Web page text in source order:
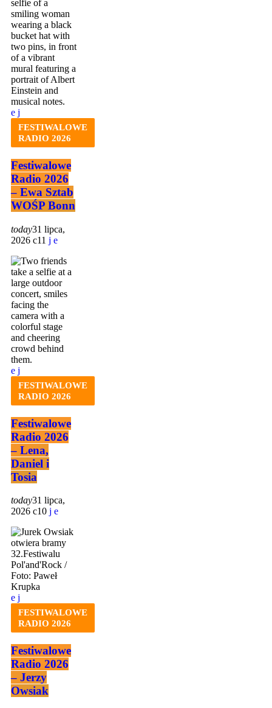
FESTIWALOWE
RADIO 2026
Festiwalowe
Radio 2026
– Ewa Sztab
WOŚP Bonn
today31 lipca,
2026
11
FESTIWALOWE
RADIO 2026
Festiwalowe
Radio 2026
– Lena,
Daniel i
Tosia
today31 lipca,
2026
10
FESTIWALOWE
RADIO 2026
Festiwalowe
Radio 2026
– Jerzy
Owsiak